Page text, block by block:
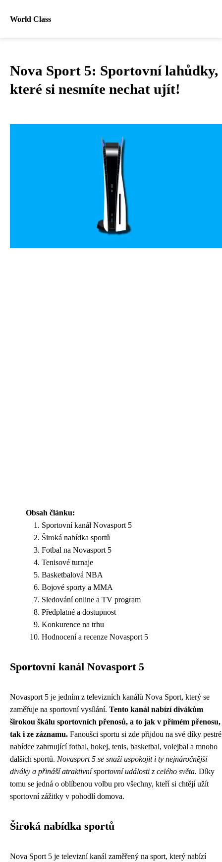
World Class
Nova Sport 5: Sportovní lahůdky,
které si nesmíte nechat ujít!
Obsah článku:
Sportovní kanál Novasport 5
Široká nabídka sportů
Fotbal na Novasport 5
Tenisové turnaje
Basketbalová NBA
Bojové sporty a MMA
Sledování online a TV program
Předplatné a dostupnost
Konkurence na trhu
Hodnocení a recenze Novasport 5
Sportovní kanál Novasport 5
Novasport 5 je jedním z televizních kanálů Nova Sport, který se
zaměřuje na sportovní vysílání. Tento kanál nabízí divákům
širokou škálu sportovních přenosů, a to jak v přímém přenosu,
tak i ze záznamu. Fanoušci sportu si zde přijdou na své díky pestré
nabídce zahrnující fotbal, hokej, tenis, basketbal, volejbal a mnoho
dalších sportů. Novasport 5 se snaží uspokojit i ty nejnáročnější
diváky a přináší atraktivní sportovní události z celého světa. Díky
tomu se jedná o oblíbenou volbu pro všechny, kteří si chtějí užít
sportovní zážitky v pohodlí domova.
Široká nabídka sportů
Nova Sport 5 je televizní kanál zaměřený na sport, který nabízí